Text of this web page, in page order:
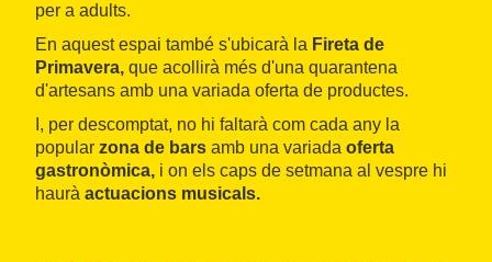
per a adults.
En aquest espai també s'ubicarà la Fireta de
Primavera, que acollirà més d'una quarantena
d'artesans amb una variada oferta de productes.
I, per descomptat, no hi faltarà com cada any la
popular zona de bars amb una variada oferta
gastronòmica, i on els caps de setmana al vespre hi
haurà actuacions musicals.